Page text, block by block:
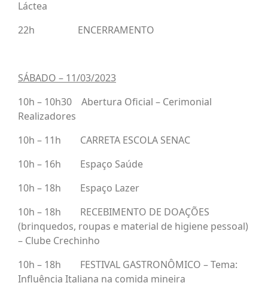
Láctea
22h ENCERRAMENTO
SÁBADO – 11/03/2023
10h – 10h30 Abertura Oficial – Cerimonial
Realizadores
10h – 11h CARRETA ESCOLA SENAC
10h – 16h Espaço Saúde
10h – 18h Espaço Lazer
10h – 18h RECEBIMENTO DE DOAÇÕES
(brinquedos, roupas e material de higiene pessoal)
– Clube Crechinho
10h – 18h FESTIVAL GASTRONÔMICO – Tema:
Influência Italiana na comida mineira